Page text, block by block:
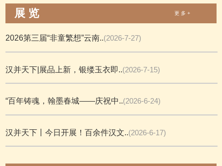
展 览 更 多 +
2026第三届“非童繁想”云南..(2026-7-27)
汉并天下|展品上新，银缕玉衣即..(2026-7-15)
“百年铸魂，翰墨春城——庆祝中..(2026-6-24)
汉并天下丨今日开展！百余件汉文..(2026-6-17)